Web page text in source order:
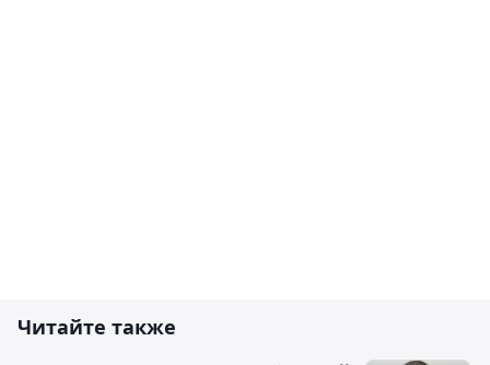
Читайте также